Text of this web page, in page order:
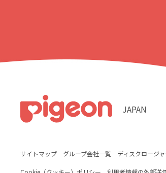
サイトマップ グループ会社一覧 ディスクロージ
JAPAN